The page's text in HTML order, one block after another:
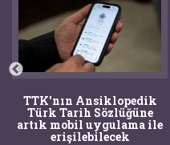
TTK'nın Ansiklopedik
Türk Tarih Sözlüğüne
artık mobil uygulama ile
erişilebilecek